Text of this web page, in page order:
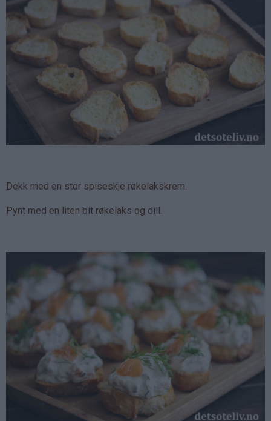
Dekk med en stor spiseskje røkelakskrem.
Pynt med en liten bit røkelaks og dill.